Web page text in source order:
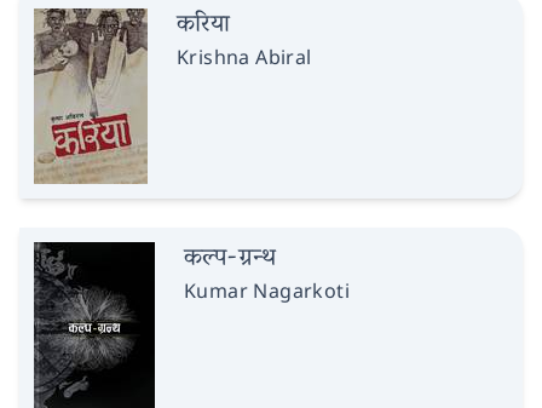
करिया
Krishna Abiral
कल्प-ग्रन्थ
Kumar Nagarkoti